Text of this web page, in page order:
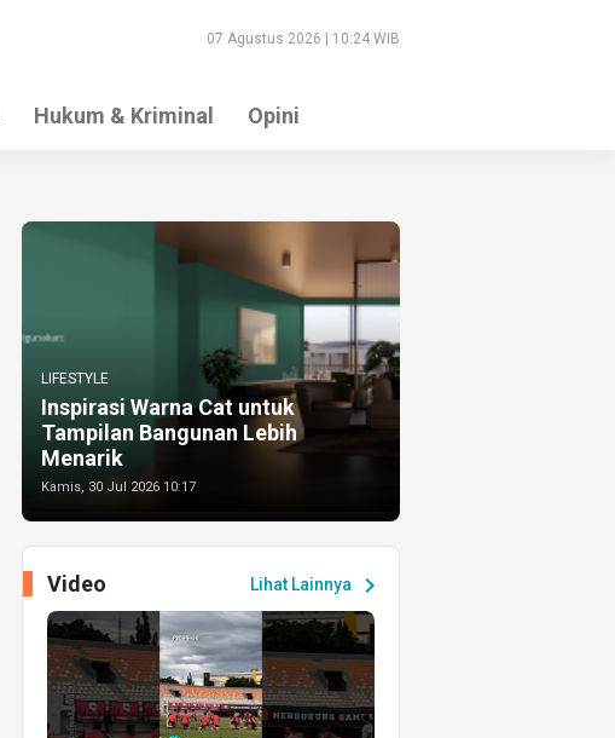
07 Agustus 2026 | 10:24 WIB
Hukum & Kriminal Opini
LIFESTYLE
Inspirasi Warna Cat untuk
Tampilan Bangunan Lebih
Menarik
Kamis, 30 Jul 2026 10:17
Lihat Lainnya chevron_right
Video